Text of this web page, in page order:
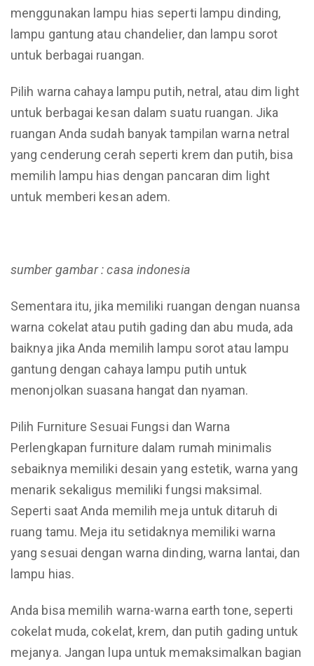
menggunakan lampu hias seperti lampu dinding,
lampu gantung atau chandelier, dan lampu sorot
untuk berbagai ruangan.
Pilih warna cahaya lampu putih, netral, atau dim light
untuk berbagai kesan dalam suatu ruangan. Jika
ruangan Anda sudah banyak tampilan warna netral
yang cenderung cerah seperti krem dan putih, bisa
memilih lampu hias dengan pancaran dim light
untuk memberi kesan adem.
sumber gambar : casa indonesia
Sementara itu, jika memiliki ruangan dengan nuansa
warna cokelat atau putih gading dan abu muda, ada
baiknya jika Anda memilih lampu sorot atau lampu
gantung dengan cahaya lampu putih untuk
menonjolkan suasana hangat dan nyaman.
Pilih Furniture Sesuai Fungsi dan Warna
Perlengkapan furniture dalam rumah minimalis
sebaiknya memiliki desain yang estetik, warna yang
menarik sekaligus memiliki fungsi maksimal.
Seperti saat Anda memilih meja untuk ditaruh di
ruang tamu. Meja itu setidaknya memiliki warna
yang sesuai dengan warna dinding, warna lantai, dan
lampu hias.
Anda bisa memilih warna-warna earth tone, seperti
cokelat muda, cokelat, krem, dan putih gading untuk
mejanya. Jangan lupa untuk memaksimalkan bagian